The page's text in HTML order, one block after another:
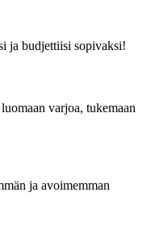
ja budjettiisi sopivaksi!
varjoa, tukemaan
ja avoimemman